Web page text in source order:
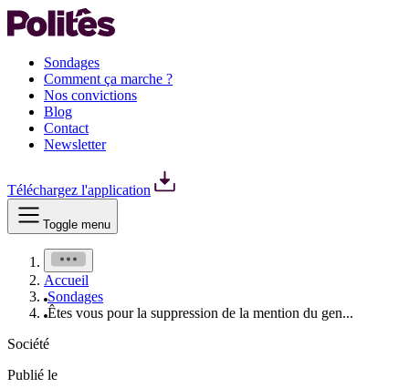
Sondages
Comment ça marche ?
Nos convictions
Blog
Contact
Newsletter
Téléchargez l'application
Toggle menu
Accueil
Sondages
Êtes vous pour la suppression de la mention du gen...
Société
Publié le